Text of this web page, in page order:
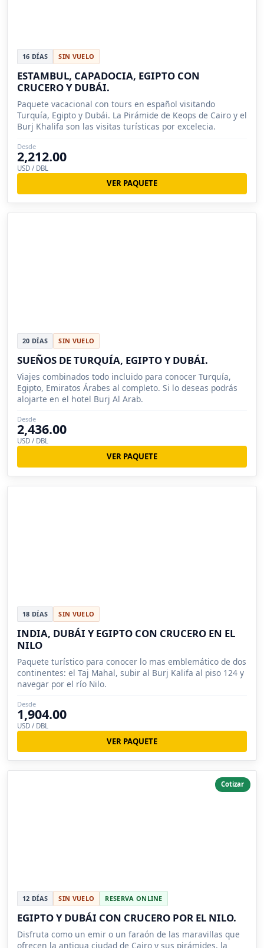
16 DÍAS SIN VUELO
ESTAMBUL, CAPADOCIA, EGIPTO CON
CRUCERO Y DUBÁI.
Paquete vacacional con tours en español visitando
Turquía, Egipto y Dubái. La Pirámide de Keops de Cairo y el
Burj Khalifa son las visitas turísticas por excelecia.
Desde
2,212.00
USD / DBL
VER PAQUETE
20 DÍAS SIN VUELO
SUEÑOS DE TURQUÍA, EGIPTO Y DUBÁI.
Viajes combinados todo incluido para conocer Turquía,
Egipto, Emiratos Árabes al completo. Si lo deseas podrás
alojarte en el hotel Burj Al Arab.
Desde
2,436.00
USD / DBL
VER PAQUETE
18 DÍAS SIN VUELO
INDIA, DUBÁI Y EGIPTO CON CRUCERO EN EL
NILO
Paquete turístico para conocer lo mas emblemático de dos
continentes: el Taj Mahal, subir al Burj Kalifa al piso 124 y
navegar por el río Nilo.
Desde
1,904.00
USD / DBL
VER PAQUETE
Cotizar
12 DÍAS SIN VUELO RESERVA ONLINE
EGIPTO Y DUBÁI CON CRUCERO POR EL NILO.
Disfruta como un emir o un faraón de las maravillas que
ofrecen la antigua ciudad de Cairo y sus pirámides, la